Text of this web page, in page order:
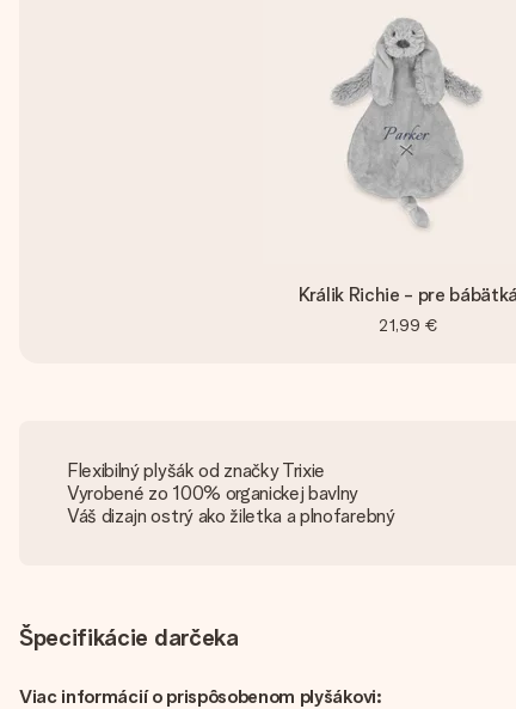
Králik Richie - pre bábätká
21,99 €
Flexibilný plyšák od značky Trixie
Vyrobené zo 100% organickej bavlny
Váš dizajn ostrý ako žiletka a plnofarebný
Špecifikácie darčeka
Viac informácií o prispôsobenom plyšákovi: